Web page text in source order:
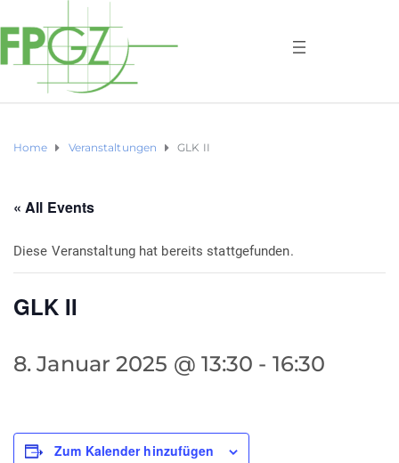
Home Veranstaltungen GLK II
« All Events
Diese Veranstaltung hat bereits stattgefunden.
GLK II
8. Januar 2025 @ 13:30 - 16:30
Zum Kalender hinzufügen